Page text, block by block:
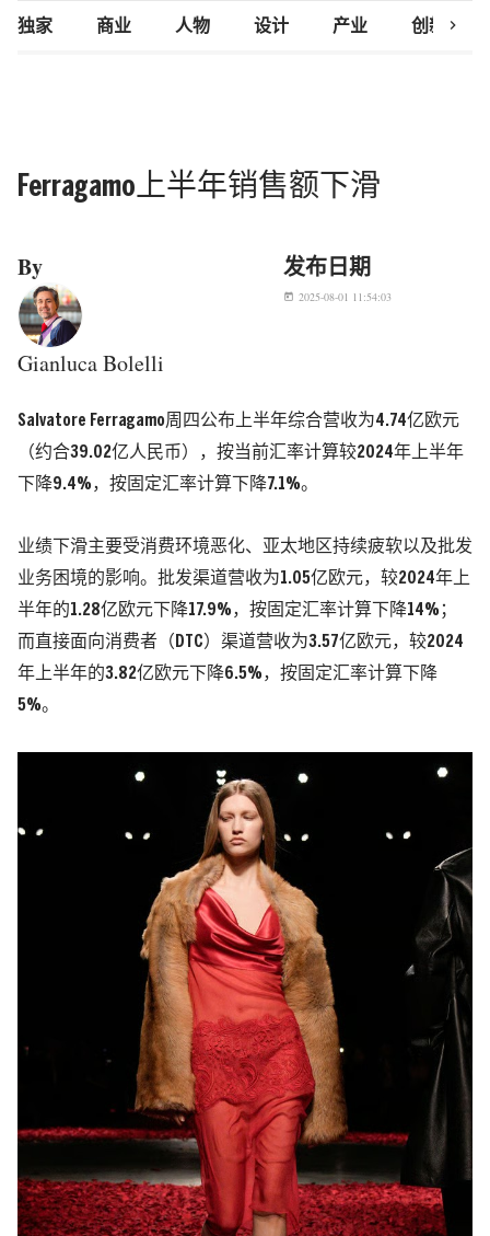
独家 商业 人物 设计 产业 创新研究
chevron_right
Ferragamo上半年销售额下滑
By
Gianluca Bolelli
发布日期
today 2025-08-01 11:54:03
Salvatore Ferragamo周四公布上半年综合营收为4.74亿欧元
（约合39.02亿人民币），按当前汇率计算较2024年上半年
下降9.4%，按固定汇率计算下降7.1%。
业绩下滑主要受消费环境恶化、亚太地区持续疲软以及批发
业务困境的影响。批发渠道营收为1.05亿欧元，较2024年上
半年的1.28亿欧元下降17.9%，按固定汇率计算下降14%；
而直接面向消费者（DTC）渠道营收为3.57亿欧元，较2024
年上半年的3.82亿欧元下降6.5%，按固定汇率计算下降
5%。